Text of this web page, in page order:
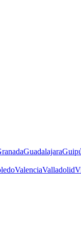
Guadalajara
ValenciaValladolid